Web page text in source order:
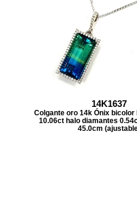
14K1637
Colgante oro 14k Ónix bicolor
10.06ct halo diamantes
45.0cm